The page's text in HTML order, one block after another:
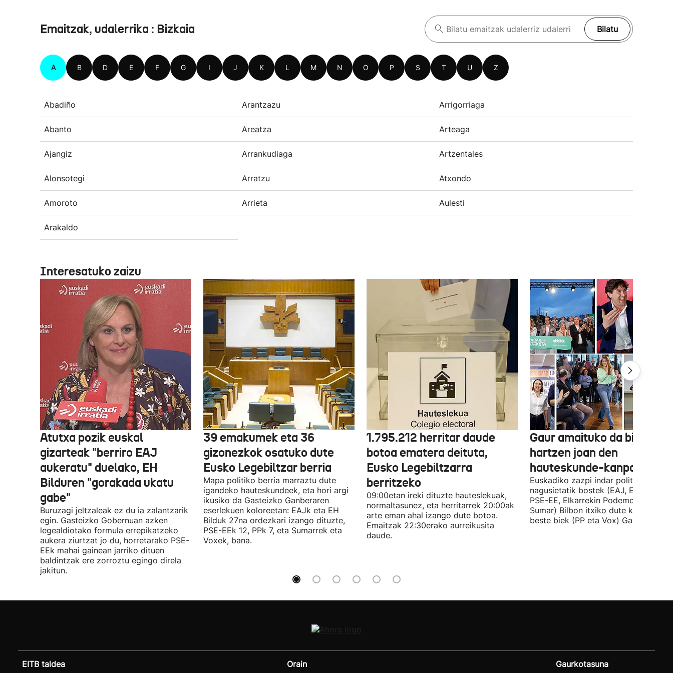
Emaitzak, udalerrika : Bizkaia Bilatu
A B D E F G I J K L M N O P S T U Z
Abadiño Arantzazu Arrigorriaga
Abanto Areatza Arteaga
Ajangiz Arrankudiaga Artzentales
Alonsotegi Arratzu Atxondo
Amoroto Arrieta Aulesti
Arakaldo
Interesatuko zaizu
Atutxa pozik euskal
gizarteak "berriro EAJ
aukeratu" duelako, EH
Bilduren "gorakada ukatu
gabe"
Buruzagi jeltzaleak ez du ia zalantzarik
egin. Gasteizko Gobernuan azken
legealdiotako formula errepikatzeko
aukera ziurtzat jo du, horretarako PSE-
EEk mahai gainean jarriko dituen
baldintzak ere zorroztu egingo direla
jakitun.
39 emakumek eta 36
gizonezkok osatuko dute
Eusko Legebiltzar berria
Mapa politiko berria marraztu dute
igandeko hauteskundeek, eta hori argi
ikusiko da Gasteizko Ganberaren
eserlekuen koloreetan: EAJk eta EH
Bilduk 27na ordezkari izango dituzte,
PSE-EEk 12, PPk 7, eta Sumarrek eta
Voxek, bana.
1.795.212 herritar daude
botoa ematera deituta,
Eusko Legebiltzarra
berritzeko
09:00etan ireki dituzte hauteslekuak,
normaltasunez, eta herritarrek 20:00ak
arte eman ahal izango dute botoa.
Emaitzak 22:30erako aurreikusita
daude.
Gaur amaituko da
hartzen joan den
hauteskunde-kanpaina
Euskadiko zazpi indar politiko
nagusietatik bostek (EAJ, EH Bildu,
PSE-EE, Elkarrekin Podemos eta
Sumar) Bilbon itxiko dute kanpaina,
beste biek (PP eta Vox) Gasteizen.
EITB taldea Orain Gaurkotasuna